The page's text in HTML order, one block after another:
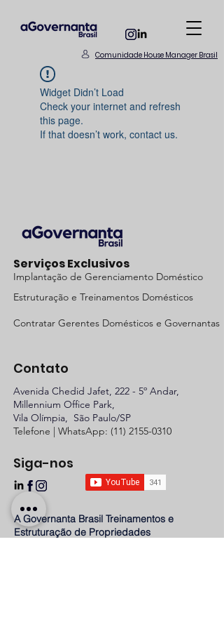
Comunidade House Manager Brasil
Widget Didn’t Load
Check your internet and refresh
this page.
If that doesn’t work, contact us.
Serviços Exclusivos
Implantação de Gerenciamento Doméstico
Estruturação e Treinamentos Domésticos
Contratar Gerentes Domésticos e Governantas
Contato
Avenida Chedid Jafet, 222 - 5º Andar,
Millennium Office Park,
Vila Olímpia, São Paulo/SP
Telefone | WhatsApp: (11) 2155-0310
Siga-nos
A Governanta Brasil Treinamentos e
Estruturação de Propriedades